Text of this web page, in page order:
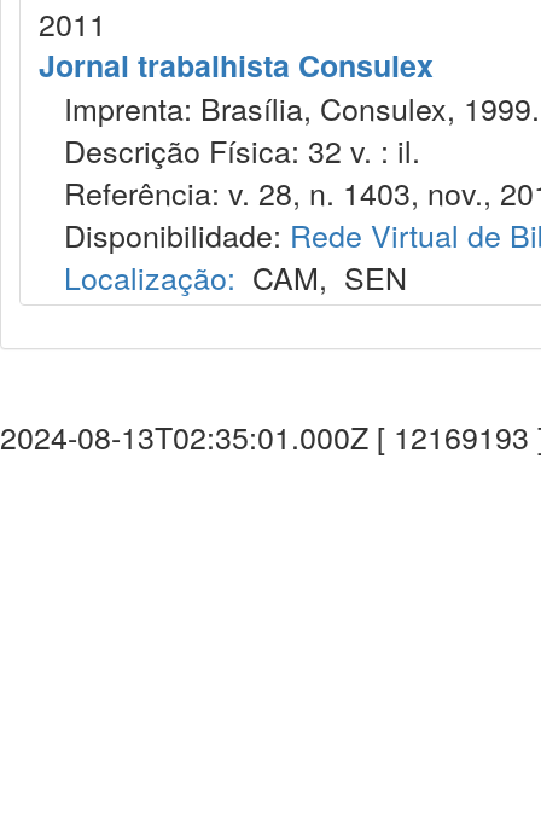
2011
Jornal trabalhista Consulex
Imprenta: Brasília, Consulex, 1999.
Descrição Física: 32 v. : il.
Referência: v. 28, n. 1403, nov.,
Disponibilidade: Rede Virtual de
Localização: CAM, SEN
2024-08-13T02:35:01.000Z [ 12169193